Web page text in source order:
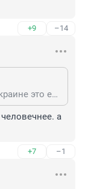
+9 –14
Типичный совок. По всей рфии и украине это ещё даже считается неплохим местом, потому что в остальном вообще треш.
а
+7 –1